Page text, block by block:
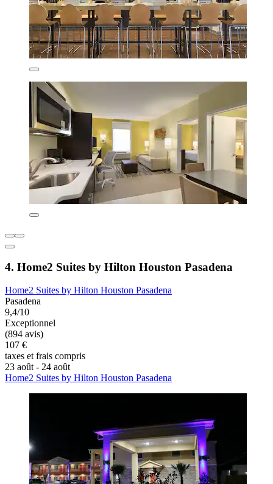
4. Home2 Suites by Hilton Houston Pasadena
Home2 Suites by Hilton Houston Pasadena
Pasadena
9,4/10
Exceptionnel
(894 avis)
107 €
taxes et frais compris
23 août - 24 août
Home2 Suites by Hilton Houston Pasadena